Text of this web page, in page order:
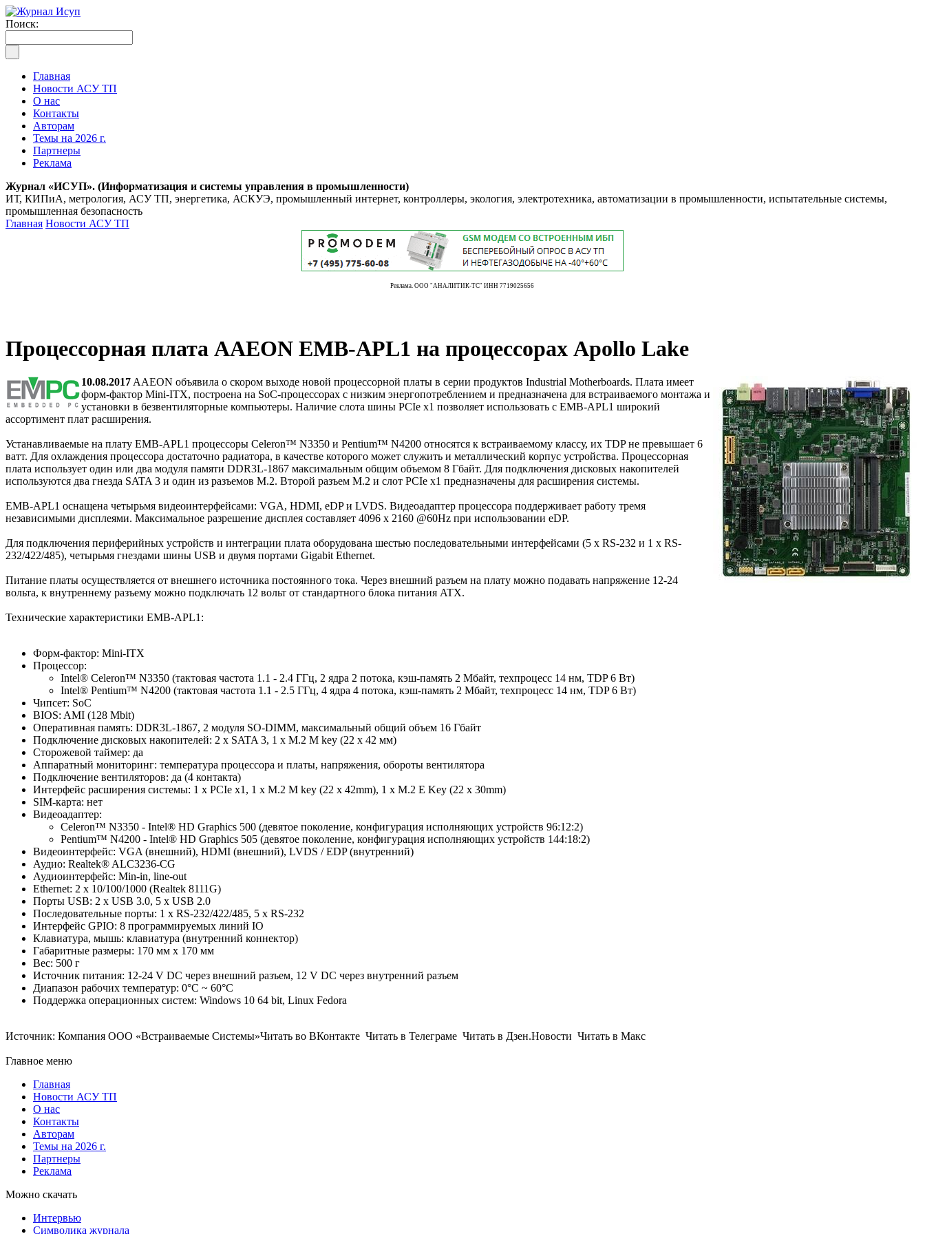
Поиск:
Главная
Новости АСУ ТП
О нас
Контакты
Авторам
Темы на 2026 г.
Партнеры
Реклама
Журнал «ИСУП». (Информатизация и системы управления в промышленности)
ИТ, КИПиА, метрология, АСУ ТП, энергетика, АСКУЭ, промышленный интернет, контроллеры, экология, электротехника, автоматизации в промышленности, испытательные системы,
промышленная безопасность
Главная Новости АСУ ТП
Реклама. ООО "АНАЛИТИК-ТС" ИНН 7719025656
Процессорная плата AAEON EMB-APL1 на процессорах Apollo Lake
10.08.2017 AAEON объявила о скором выходе новой процессорной платы в серии продуктов Industrial Motherboards. Плата имеет
форм-фактор Mini-ITX, построена на SoC-процессорах с низким энергопотреблением и предназначена для встраиваемого монтажа и
установки в безвентиляторные компьютеры. Наличие слота шины PCIe x1 позволяет использовать с EMB-APL1 широкий
ассортимент плат расширения.
Устанавливаемые на плату EMB-APL1 процессоры Celeron™ N3350 и Pentium™ N4200 относятся к встраиваемому классу, их TDP не превышает 6
ватт. Для охлаждения процессора достаточно радиатора, в качестве которого может служить и металлический корпус устройства. Процессорная
плата использует один или два модуля памяти DDR3L-1867 максимальным общим объемом 8 Гбайт. Для подключения дисковых накопителей
используются два гнезда SATA 3 и один из разъемов M.2. Второй разъем M.2 и слот PCIe x1 предназначены для расширения системы.
EMB-APL1 оснащена четырьмя видеоинтерфейсами: VGA, HDMI, eDP и LVDS. Видеоадаптер процессора поддерживает работу тремя
независимыми дисплеями. Максимальное разрешение дисплея составляет 4096 x 2160 @60Hz при использовании eDP.
Для подключения периферийных устройств и интеграции плата оборудована шестью последовательными интерфейсами (5 x RS-232 и 1 x RS-
232/422/485), четырьмя гнездами шины USB и двумя портами Gigabit Ethernet.
Питание платы осуществляется от внешнего источника постоянного тока. Через внешний разъем на плату можно подавать напряжение 12-24
вольта, к внутреннему разъему можно подключать 12 вольт от стандартного блока питания ATX.
Технические характеристики EMB-APL1:
Форм-фактор: Mini-ITX
Процессор:
Intel® Celeron™ N3350 (тактовая частота 1.1 - 2.4 ГГц, 2 ядра 2 потока, кэш-память 2 Мбайт, техпроцесс 14 нм, TDP 6 Вт)
Intel® Pentium™ N4200 (тактовая частота 1.1 - 2.5 ГГц, 4 ядра 4 потока, кэш-память 2 Мбайт, техпроцесс 14 нм, TDP 6 Вт)
Чипсет: SoC
BIOS: AMI (128 Mbit)
Оперативная память: DDR3L-1867, 2 модуля SO-DIMM, максимальный общий объем 16 Гбайт
Подключение дисковых накопителей: 2 x SATA 3, 1 x M.2 M key (22 x 42 мм)
Сторожевой таймер: да
Аппаратный мониторинг: температура процессора и платы, напряжения, обороты вентилятора
Подключение вентиляторов: да (4 контакта)
Интерфейс расширения системы: 1 x PCIe x1, 1 x M.2 M key (22 x 42mm), 1 x M.2 E Key (22 x 30mm)
SIM-карта: нет
Видеоадаптер:
Celeron™ N3350 - Intel® HD Graphics 500 (девятое поколение, конфигурация исполняющих устройств 96:12:2)
Pentium™ N4200 - Intel® HD Graphics 505 (девятое поколение, конфигурация исполняющих устройств 144:18:2)
Видеоинтерфейс: VGA (внешний), HDMI (внешний), LVDS / EDP (внутренний)
Аудио: Realtek® ALC3236-CG
Аудиоинтерфейс: Min-in, line-out
Ethernet: 2 x 10/100/1000 (Realtek 8111G)
Порты USB: 2 x USB 3.0, 5 x USB 2.0
Последовательные порты: 1 x RS-232/422/485, 5 x RS-232
Интерфейс GPIO: 8 программируемых линий IO
Клавиатура, мышь: клавиатура (внутренний коннектор)
Габаритные размеры: 170 мм x 170 мм
Вес: 500 г
Источник питания: 12-24 V DC через внешний разъем, 12 V DC через внутренний разъем
Диапазон рабочих температур: 0°C ~ 60°C
Поддержка операционных систем: Windows 10 64 bit, Linux Fedora
Источник: Компания ООО «Встраиваемые Системы»Читать во ВКонтакте Читать в Телеграме Читать в Дзен.Новости Читать в Макс
Главное меню
Главная
Новости АСУ ТП
О нас
Контакты
Авторам
Темы на 2026 г.
Партнеры
Реклама
Можно скачать
Интервью
Символика журнала